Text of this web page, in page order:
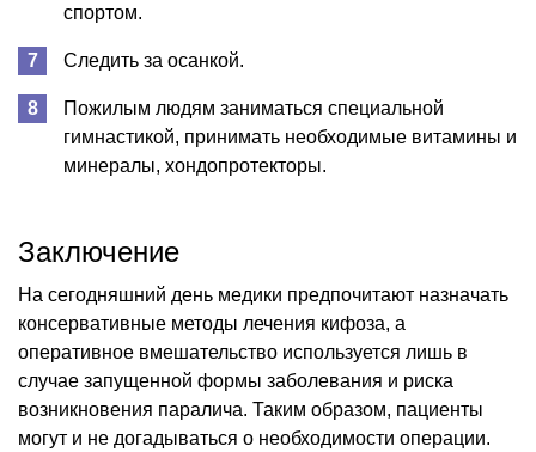
спортом.
Следить за осанкой.
Пожилым людям заниматься специальной
гимнастикой, принимать необходимые витамины и
минералы, хондопротекторы.
Заключение
На сегодняшний день медики предпочитают назначать
консервативные методы лечения кифоза, а
оперативное вмешательство используется лишь в
случае запущенной формы заболевания и риска
возникновения паралича. Таким образом, пациенты
могут и не догадываться о необходимости операции.